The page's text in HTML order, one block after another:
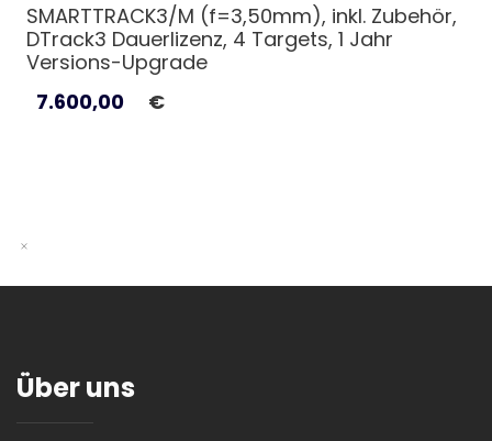
SMARTTRACK3/M (f=3,50mm), inkl. Zubehör,
DTrack3 Dauerlizenz, 4 Targets, 1 Jahr
Versions-Upgrade
7.600,00
€
Über uns